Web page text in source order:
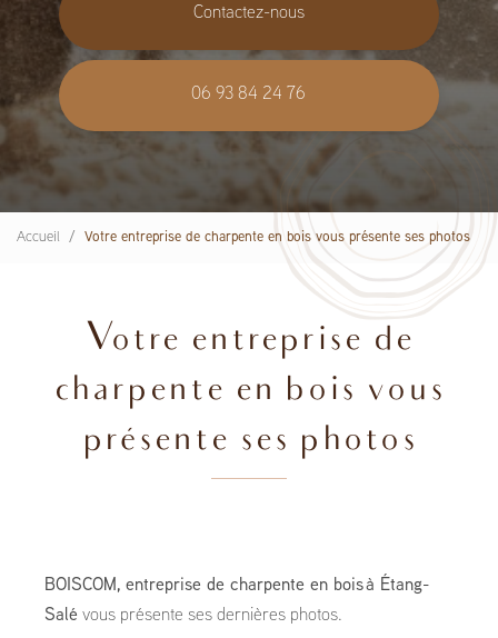
Contactez-nous
06 93 84 24 76
Accueil Votre entreprise de charpente en bois vous présente ses photos
Votre entreprise de
charpente en bois vous
présente ses photos
BOISCOM, entreprise de charpente en bois à Étang-
Salé vous présente ses dernières photos.